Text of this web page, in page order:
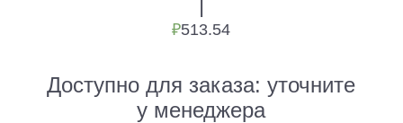
|
₽513.54
Доступно для заказа:уточните
у менеджера